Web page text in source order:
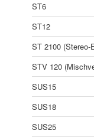
ST6
ST12
ST 2100 (Stereo-
STV 120
SUS15
SUS18
SUS25